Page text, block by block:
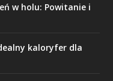
w holu: Powitanie i
kaloryfer dla